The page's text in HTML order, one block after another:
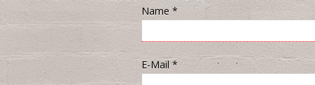
Name*
E-Mail*